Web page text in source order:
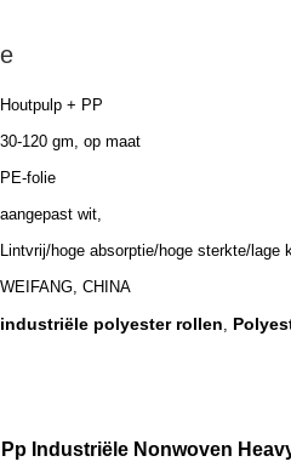
Houtpulp + PP
30-120 gm, op maat
PE-folie
aangepast wit,
Lintvrij/hoge absorptie/hoge sterkte/lage
WEIFANG, CHINA
industriële polyester rollen,
Pp Industriële Nonwoven